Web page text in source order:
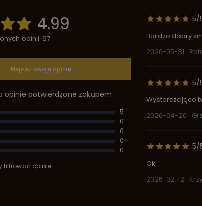
4.99
opinii: 97
Napisz swoją opinię
opinie potwierdzone zakupem
5
0
0
0
0
filtrować opinie
5/
Bardzo dobry
2026-05-31
5/
Wystarczająco
2026-04-20
5/
Ok
2026-02-12